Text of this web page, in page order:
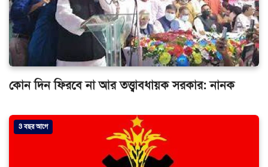
কোন দিন ফিরবে না আর তত্ত্বাবধায়ক সরকার: নানক
3 বছর আগে